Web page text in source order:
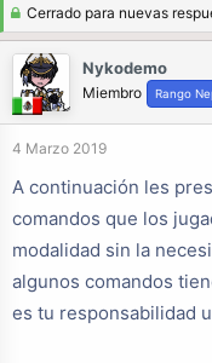
o
r
h
a
e
i
n
i
o
Cerrado para nuevas
Nykodemo
Miembro Rango
4 Marzo 2019
A continuación les
comandos que los
modalidad sin la
algunos comandos
es tu responsabilidad